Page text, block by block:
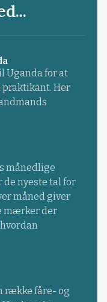
Uganda for at
Her
månedlige
nyeste tal for
måned giver
mærker der
række fåre- og